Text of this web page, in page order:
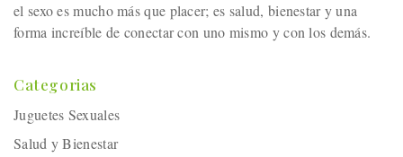
el sexo es mucho más que placer; es salud, bienestar y una
forma increíble de conectar con uno mismo y con los demás.
Categorias
Juguetes Sexuales
Salud y Bienestar